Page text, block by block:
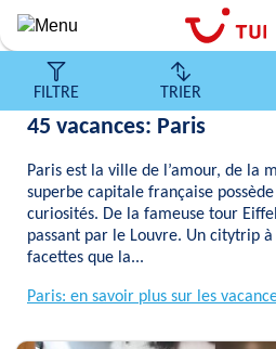
Aller
au
contenu
principal
FILTRE TRIER
45 vacances: Paris
Paris est la ville de l’amour, de la
superbe capitale française
curiosités. De la fameuse tour
passant par le Louvre. Un citytrip
facettes que la...
Paris: en savoir plus sur les